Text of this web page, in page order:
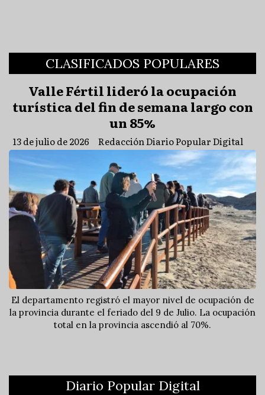
CLASIFICADOS POPULARES
Valle Fértil lideró la ocupación
turística del fin de semana largo con
un 85%
Redacción Diario Popular Digital
13 de julio de 2026
El departamento registró el mayor nivel de ocupación de
la provincia durante el feriado del 9 de Julio. La ocupación
total en la provincia ascendió al 70%.
Diario Popular Digital